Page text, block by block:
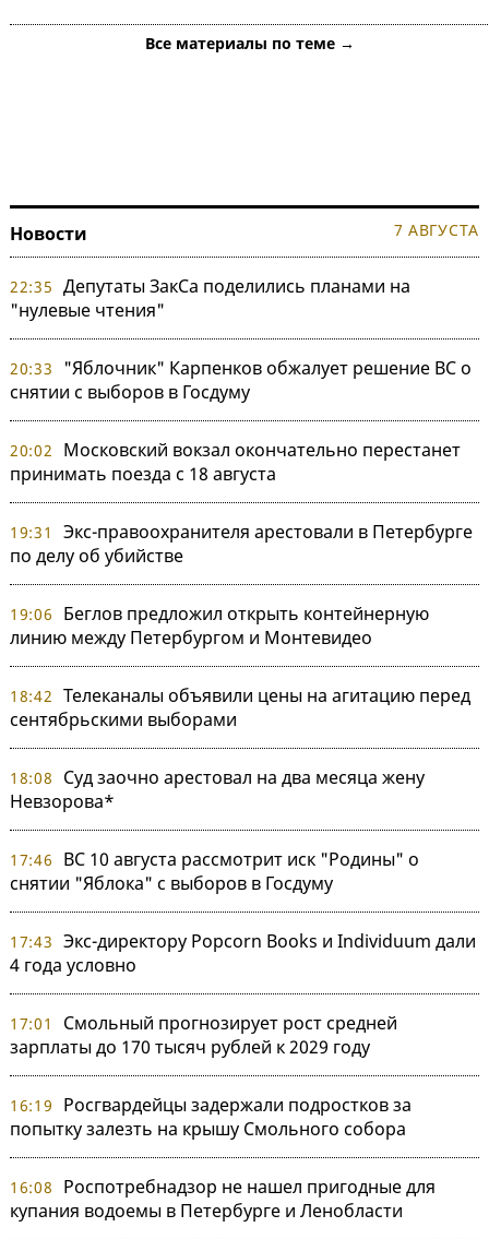
Все материалы по теме →
Новости 7 АВГУСТА
22:35 Депутаты ЗакСа поделились планами на
"нулевые чтения"
20:33
"Яблочник" Карпенков обжалует решение ВС о
снятии с выборов в Госдуму
20:02
Московский вокзал окончательно перестанет
принимать поезда с 18 августа
19:31
Экс-правоохранителя арестовали в Петербурге
по делу об убийстве
19:06
Беглов предложил открыть контейнерную
линию между Петербургом и Монтевидео
18:42 Телеканалы объявили цены на агитацию перед
сентябрьскими выборами
18:08
Суд заочно арестовал на два месяца жену
Невзорова*
17:46
ВС 10 августа рассмотрит иск "Родины" о
снятии "Яблока" с выборов в Госдуму
17:43 Экс-директору Popcorn Books и Individuum дали
4 года условно
17:01
Смольный прогнозирует рост средней
зарплаты до 170 тысяч рублей к 2029 году
16:19
Росгвардейцы задержали подростков за
попытку залезть на крышу Смольного собора
16:08
Роспотребнадзор не нашел пригодные для
купания водоемы в Петербурге и Ленобласти